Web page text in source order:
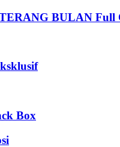
BULAN Full
Box